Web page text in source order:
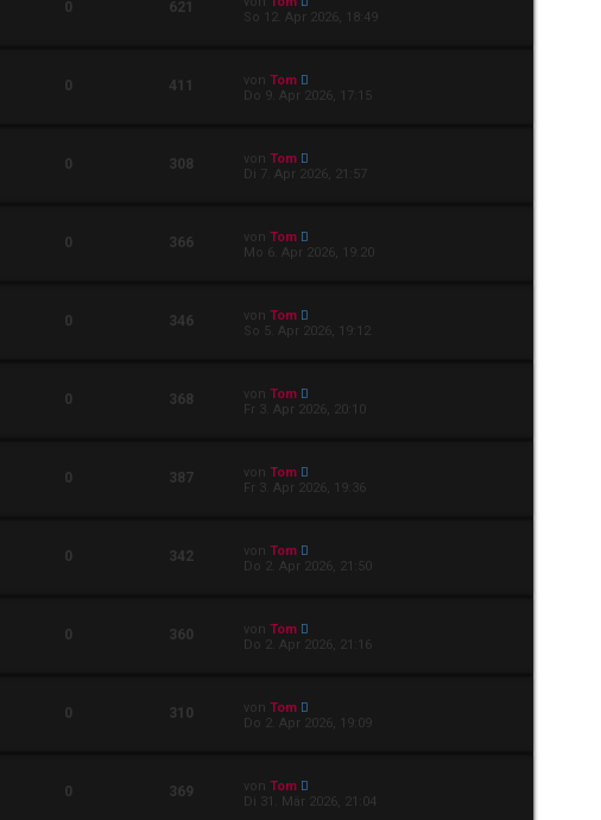
0 621
So 12. Apr 2026, 18:49
0 411 von Tom
Do 9. Apr 2026, 17:15
0 308 von Tom
Di 7. Apr 2026, 21:57
0 366 von Tom
Mo 6. Apr 2026, 19:20
0 346 von Tom
So 5. Apr 2026, 19:12
0 368 von Tom
Fr 3. Apr 2026, 20:10
0 387 von Tom
Fr 3. Apr 2026, 19:36
0 342 von Tom
Do 2. Apr 2026, 21:50
0 360 von Tom
Do 2. Apr 2026, 21:16
0 310 von Tom
Do 2. Apr 2026, 19:09
0 369 von Tom
Di 31. Mär 2026, 21:04